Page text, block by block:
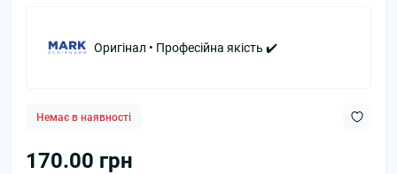
Оригінал • Професійна якість ✔️
Немає в наявності
170.00 грн